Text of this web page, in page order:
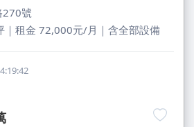
270號
｜租金 72,000元/月｜含全部設備